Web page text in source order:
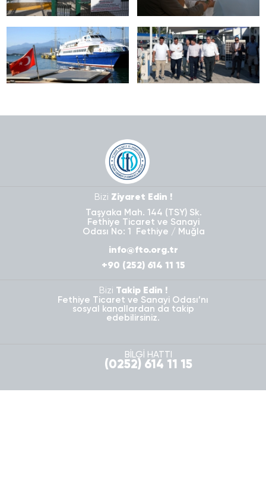
Bizi Ziyaret Edin !
Taşyaka Mah. 144 (TSY) Sk.
Fethiye Ticaret ve Sanayi
Odası No: 1 Fethiye / Muğla
info@fto.org.tr
+90 (252) 614 11 15
Bizi Takip Edin !
Fethiye Ticaret ve Sanayi Odası’nı
sosyal kanallardan da takip
edebilirsiniz.
BİLGİ HATTI
(0252) 614 11 15